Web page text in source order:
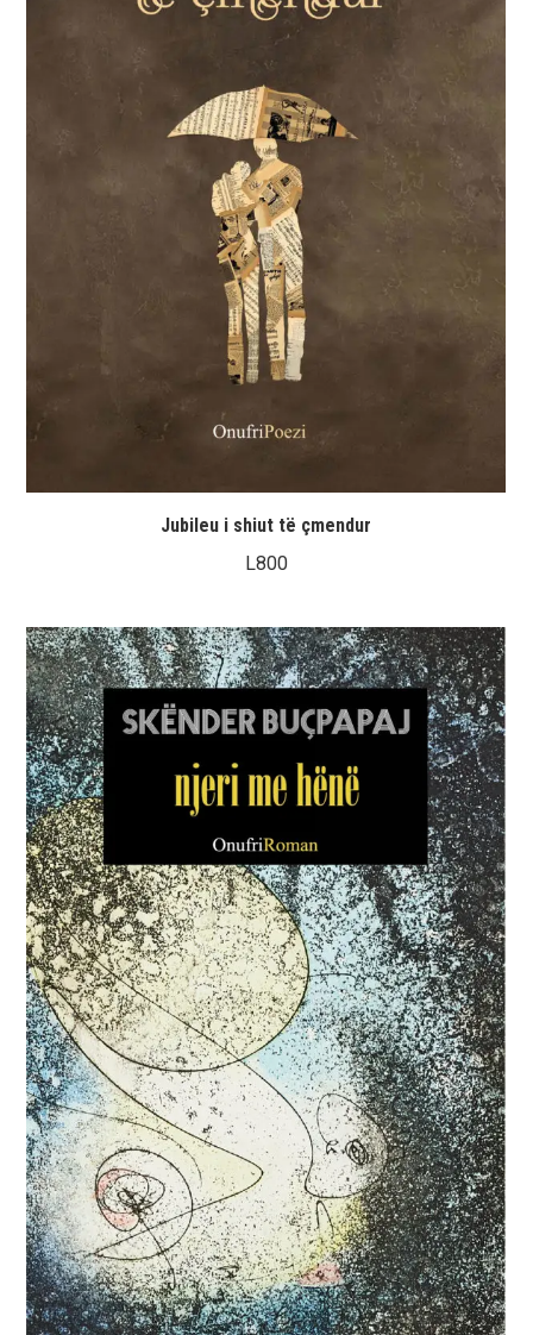
Jubileu i shiut të çmendur
L800